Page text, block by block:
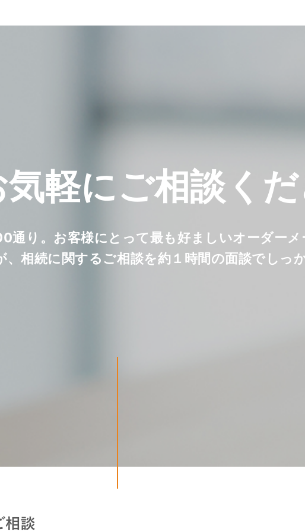
軽にご相談く
通り。お客様にとって最も好ましいオーダーメ
、相続に関するご相談を約１時間の面談でしっ